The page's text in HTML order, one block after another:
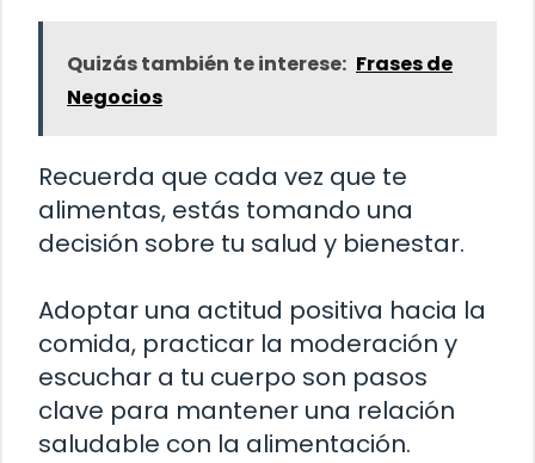
Quizás también te interese: Frases de
Negocios
Recuerda que cada vez que te
alimentas, estás tomando una
decisión sobre tu salud y bienestar.
Adoptar una actitud positiva hacia la
comida, practicar la moderación y
escuchar a tu cuerpo son pasos
clave para mantener una relación
saludable con la alimentación.